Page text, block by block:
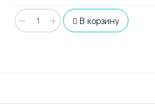
− + В корзину